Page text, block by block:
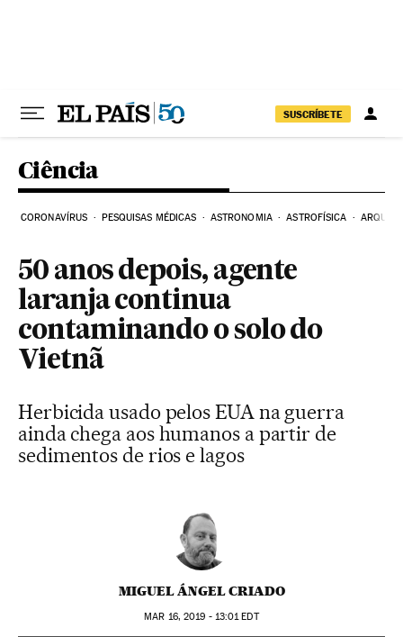
SUSCRÍBETE
Ciência
CORONAVÍRUS PESQUISAS MÉDICAS ASTRONOMIA ASTROFÍSICA
50 anos depois, agente
laranja continua
contaminando o solo do
Vietnã
Herbicida usado pelos EUA na guerra
ainda chega aos humanos a partir de
sedimentos de rios e lagos
MIGUEL ÁNGEL CRIADO
MAR 16, 2019 - 13:01EDT